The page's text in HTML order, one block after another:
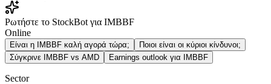
Ρωτήστε το StockBot για IMBBF
Online
Είναι η IMBBF καλή αγορά τώρα;
Ποιοι είναι οι κύριοι κίνδυνοι;
Σύγκρινε IMBBF vs AMD
Earnings outlook για IMBBF
Sector